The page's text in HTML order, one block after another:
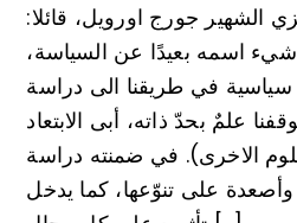
الشهير جورج اورويل، قائلا:
اسمه بعيدًا عن السياسة،
في طريقنا الى دراسة
علمٌ بحدّ ذاته، أبى الابتعاد
الاخرى). في ضمنته دراسة
على تنوّعها، كما يدخل